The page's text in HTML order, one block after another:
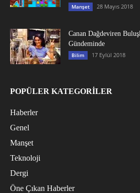
Manşet 28 Mayıs 2018
Canan Dağdeviren
Gündeminde
Bilim 17 Eylül 2018
POPÜLER KATEGORİLER
Haberler
Genel
Manşet
Teknoloji
Dergi
Öne Çıkan Haberler